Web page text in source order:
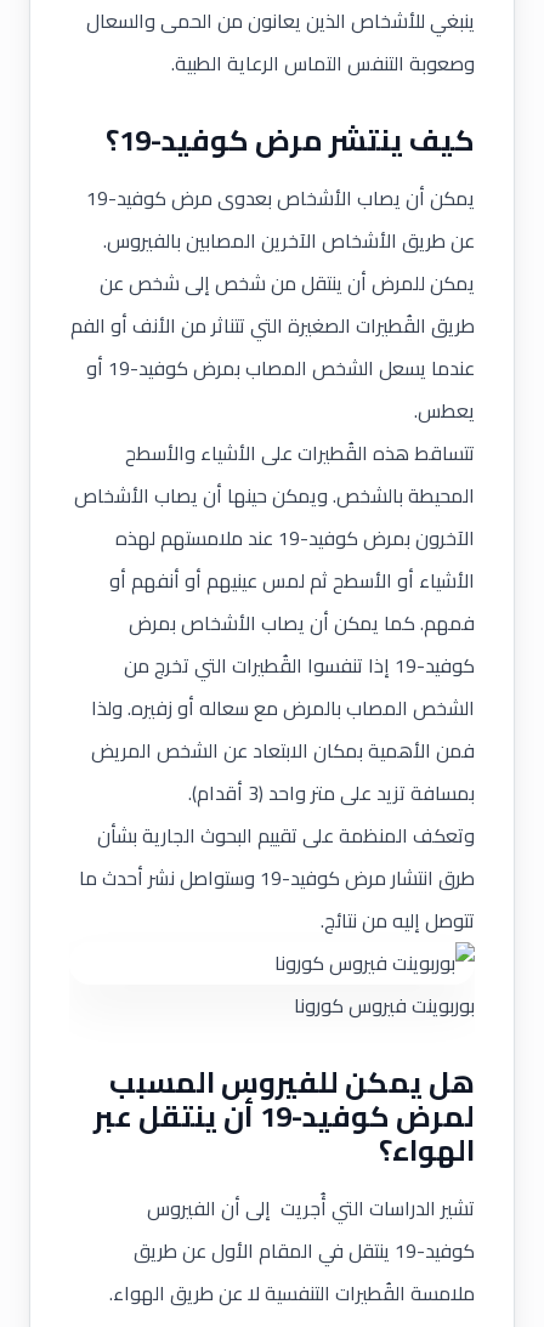
ينبغي للأشخاص الذين يعانون من الحمى والسعال
وصعوبة التنفس التماس الرعاية الطبية.
كيف ينتشر مرض كوفيد-19؟
يمكن أن يصاب الأشخاص بعدوى مرض كوفيد-19
عن طريق الأشخاص الآخرين المصابين بالفيروس.
يمكن للمرض أن ينتقل من شخص إلى شخص عن
طريق القُطيرات الصغيرة التي تتناثر من الأنف أو الفم
عندما يسعل الشخص المصاب بمرض كوفيد-19 أو
يعطس.
تتساقط هذه القُطيرات على الأشياء والأسطح
المحيطة بالشخص. ويمكن حينها أن يصاب الأشخاص
الآخرون بمرض كوفيد-19 عند ملامستهم لهذه
الأشياء أو الأسطح ثم لمس عينيهم أو أنفهم أو
فمهم. كما يمكن أن يصاب الأشخاص بمرض
كوفيد-19 إذا تنفسوا القُطيرات التي تخرج من
الشخص المصاب بالمرض مع سعاله أو زفيره. ولذا
فمن الأهمية بمكان الابتعاد عن الشخص المريض
بمسافة تزيد على متر واحد (3 أقدام).
وتعكف المنظمة على تقييم البحوث الجارية بشأن
طرق انتشار مرض كوفيد-19 وستواصل نشر أحدث ما
تتوصل إليه من نتائج.
بوربوينت فيروس كورونا
هل يمكن للفيروس المسبب
لمرض كوفيد-19 أن ينتقل عبر
الهواء؟
تشير الدراسات التي أُجريت إلى أن الفيروس
كوفيد-19 ينتقل في المقام الأول عن طريق
ملامسة القُطيرات التنفسية لا عن طريق الهواء.